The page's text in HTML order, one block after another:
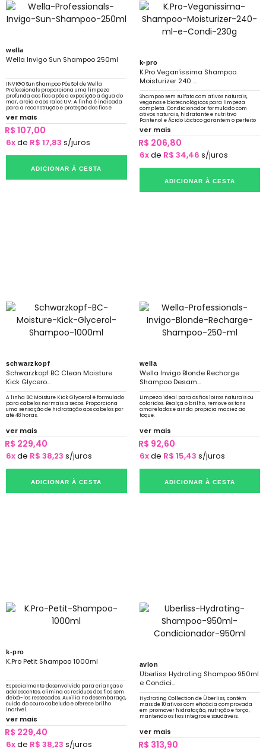
wella
Wella Invigo Sun Shampoo 250ml
INVIGO Sun Shampoo Pós Sol de Wella
Professionals proporciona uma limpeza
profunda aos fios após a exposição a água do
mar, areia e aos raios UV. A linha é indicada
para a reconstrução e proteção dos fios e
garante a proteção da cor.
ver mais
R$ 107,00
6xde R$ 17,83 s/juros
ADICIONAR À CESTA
k-pro
K.Pro Veganíssima Shampoo
Moisturizer 240 ...
Shampoo sem sulfato com ativos naturais,
veganos e biotecnológicos para limpeza
completa. Condicionador formulado com
ativos naturais, hidratante e nutritivo
Pantenol e Ácido Láctico garantem o perfeito
ver mais
R$ 206,80
6xde R$ 34,46 s/juros
ADICIONAR À CESTA
schwarzkopf
Schwarzkopf BC Clean Moisture
Kick Glycero...
A linha BC Moisture Kick Glycerol é formulado
para cabelos normais a secos. Proporciona
uma sensação de hidratação aos cabelos por
até 48 horas.
ver mais
R$ 229,40
6xde R$ 38,23 s/juros
ADICIONAR À CESTA
wella
Wella Invigo Blonde Recharge
Shampoo Desam...
Limpeza ideal para os fios loiros naturais ou
coloridos. Realça o brilho, remove os tons
amarelados e ainda propicia maciez ao
toque.
ver mais
R$ 92,60
6xde R$ 15,43 s/juros
ADICIONAR À CESTA
k-pro
K.Pro Petit Shampoo 1000ml
Especialmente desenvolvido para crianças e
adolescentes, elimina os resíduos dos fios sem
deixá-los ressecados. Auxilia no desembaraço,
cuida do couro cabeludo e oferece brilho
incrível.
ver mais
R$ 229,40
6xde R$ 38,23 s/juros
avlon
Überliss Hydrating Shampoo 950ml
e Condici...
Hydrating Collection de Überliss, contém
mais de 10 ativos com eficácia comprovada
em promover hidratação, nutrição e força,
mantendo os fios íntegros e saudáveis.
ver mais
R$ 313,90